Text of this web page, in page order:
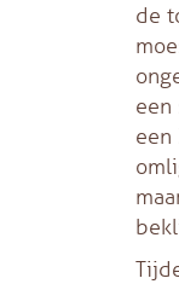
de
een
een